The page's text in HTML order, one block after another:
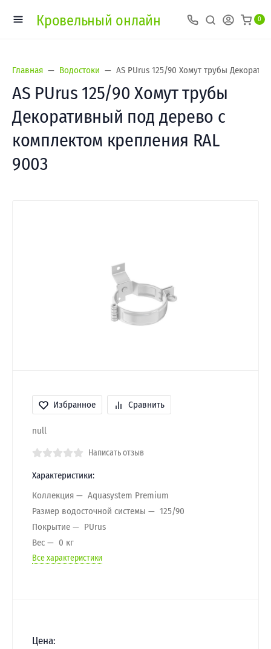
Кровельный онлайн 0
Главная Водостоки AS PUrus 125/90 Хомут трубы
AS PUrus 125/90 Хомут трубы
Декоративный под дерево с
комплектом крепления RAL
9003
Избранное Сравнить
null
Написать отзыв
Характеристики:
Коллекция
Aquasystem Premium
Размер водосточной системы
125/90
Покрытие
PUrus
Вес
0 кг
Все характеристики
Цена: